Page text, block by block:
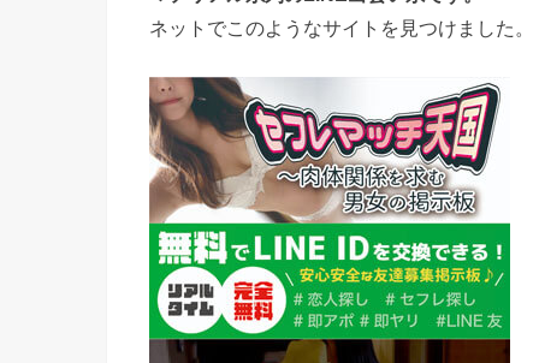
ネットでこのようなサイトを見つけました。